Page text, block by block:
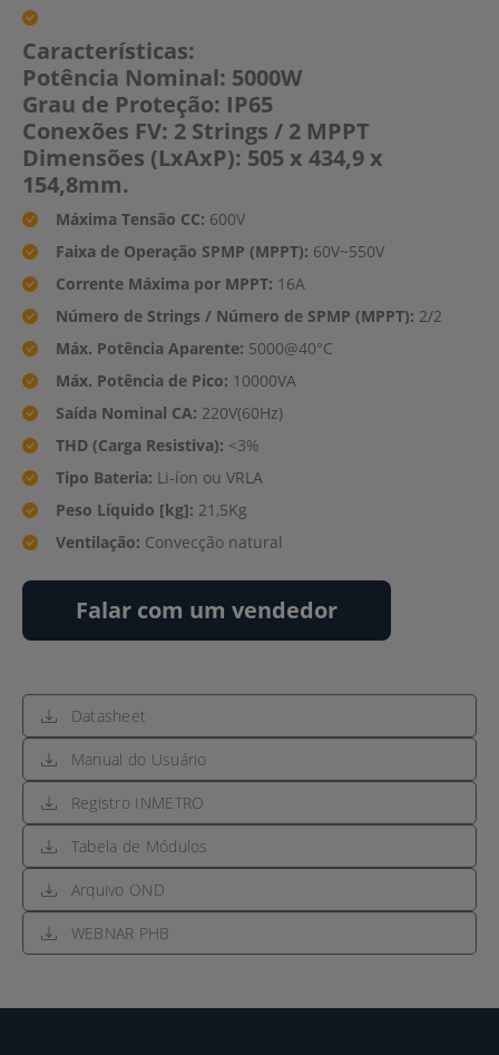
Características:
Potência Nominal: 5000W
Grau de Proteção: IP65
Conexões FV: 2 Strings / 2 MPPT
Dimensões (LxAxP): 505 x 434,9 x
154,8mm.
Máxima Tensão CC: 600V
Faixa de Operação SPMP (MPPT): 60V~550V
Corrente Máxima por MPPT: 16A
Número de Strings / Número de SPMP (MPPT): 2/2
Máx. Potência Aparente: 5000@40°C
Máx. Potência de Pico: 10000VA
Saída Nominal CA: 220V(60Hz)
THD (Carga Resistiva): <3%
Tipo Bateria: Li-íon ou VRLA
Peso Líquido [kg]: 21,5Kg
Ventilação: Convecção natural
Falar com um vendedor
Datasheet
Manual do Usuário
Registro INMETRO
Tabela de Módulos
Arquivo OND
WEBNAR PHB